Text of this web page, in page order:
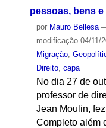
pessoas, bens
por Mauro Bellesa
modificação04/11/
Migração,
Direito, capa
No dia 27 de
professor de
Jean Moulin,
Completo além